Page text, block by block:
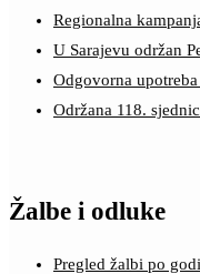
Regionalna
U Sarajevu održan
Odgovorna
Održana 118.
Žalbe i odluke
Pregled žalbi po